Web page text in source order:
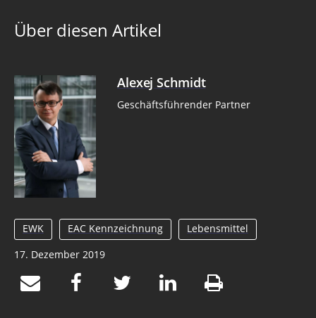
Über diesen Artikel
Alexej Schmidt
Geschäftsführender Partner
EWK EAC Kennzeichnung
Lebensmittel
17. Dezember 2019